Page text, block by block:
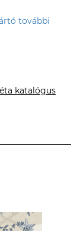
további
katalógus